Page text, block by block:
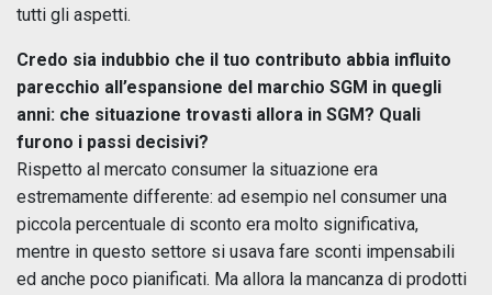
tutti gli aspetti.
Credo sia indubbio che il tuo contributo abbia influito
parecchio all’espansione del marchio SGM in quegli
anni: che situazione trovasti allora in SGM? Quali
furono i passi decisivi?
Rispetto al mercato consumer la situazione era
estremamente differente: ad esempio nel consumer una
piccola percentuale di sconto era molto significativa,
mentre in questo settore si usava fare sconti impensabili
ed anche poco pianificati. Ma allora la mancanza di prodotti